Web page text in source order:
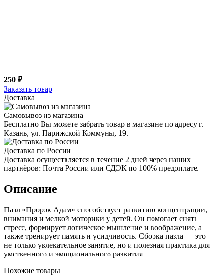
250 ₽
Заказать товар
Доставка
Самовывоз из магазина
Бесплатно Вы можете забрать товар в магазине по адресу г.
Казань, ул. Парижской Коммуны, 19.
Доставка по России
Доставка осуществляется в течение 2 дней через наших
партнёров: Почта России или СДЭК по 100% предоплате.
Описание
Пазл «Пророк Адам» способствует развитию концентрации,
внимания и мелкой моторики у детей. Он помогает снять
стресс, формирует логическое мышление и воображение, а
также тренирует память и усидчивость. Сборка пазла — это
не только увлекательное занятие, но и полезная практика для
умственного и эмоционального развития.
Похожие товары